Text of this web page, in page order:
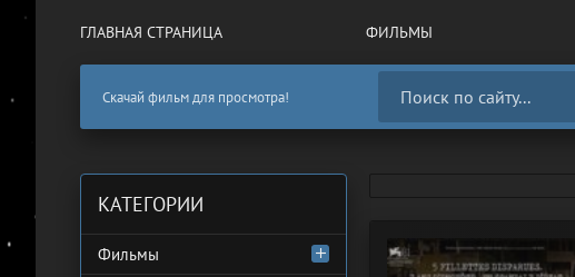
ГЛАВНАЯ СТРАНИЦА ФИЛЬМЫ
Скачай фильм для просмотра!
КАТЕГОРИИ
Фильмы